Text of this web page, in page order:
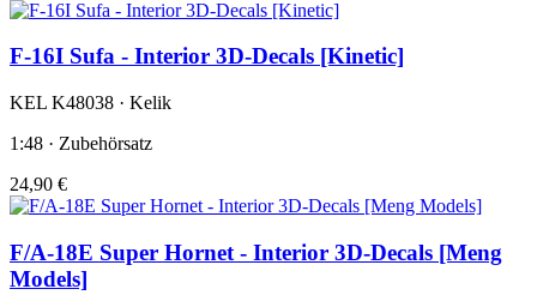
F-16I Sufa - Interior 3D-Decals [Kinetic]
KEL K48038 · Kelik
1:48 · Zubehörsatz
24,90 €
F/A-18E Super Hornet - Interior 3D-Decals [Meng
Models]